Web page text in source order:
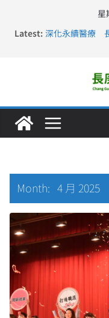
星
Latest: 深化永續醫療
長庚科大訪凱瑟
仁德醫專與長
長庚科大連四
Month: 4 月 2025